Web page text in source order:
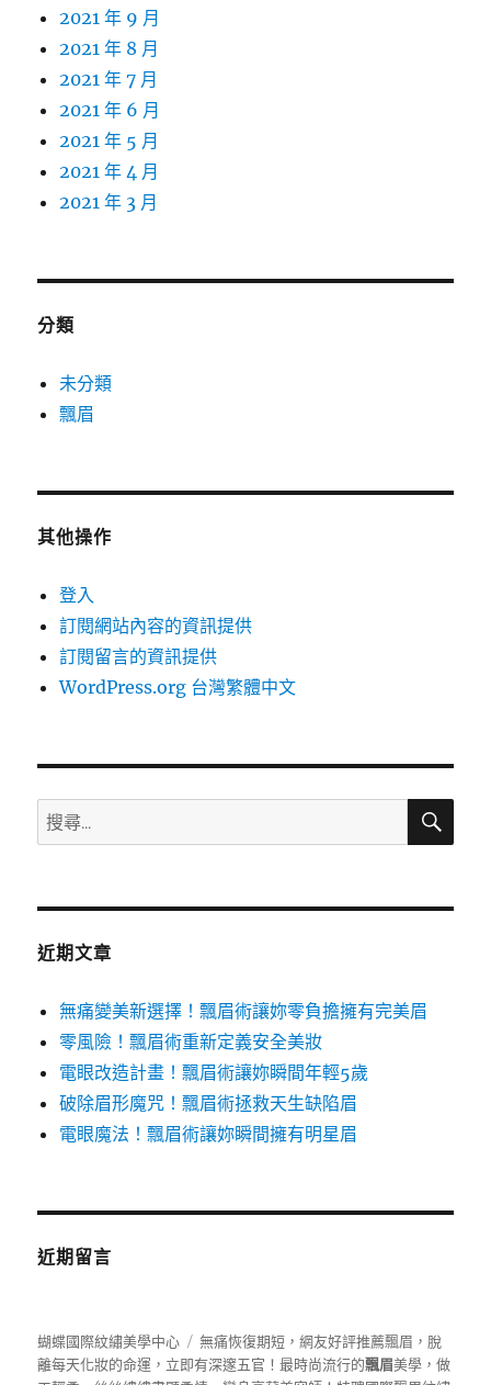
2021 年 9 月
2021 年 8 月
2021 年 7 月
2021 年 6 月
2021 年 5 月
2021 年 4 月
2021 年 3 月
分類
未分類
飄眉
其他操作
登入
訂閱網站內容的資訊提供
訂閱留言的資訊提供
WordPress.org 台灣繁體中文
搜
尋
鍵
搜
近期文章
無痛變美新選擇！飄眉術讓妳零負擔擁有完美眉
零風險！飄眉術重新定義安全美妝
電眼改造計畫！飄眉術讓妳瞬間年輕5歲
破除眉形魔咒！飄眉術拯救天生缺陷眉
電眼魔法！飄眉術讓妳瞬間擁有明星眉
近期留言
蝴蝶國際紋繡美學中心
無痛恢復期短，網友好評推薦飄眉，脫
離每天化妝的命運，立即有深邃五官！最時尚流行的飄眉美學，做